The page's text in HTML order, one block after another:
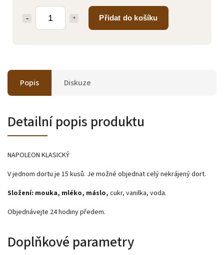
Přidat do košíku
Popis Diskuze
Detailní popis produktu
NAPOLEON KLASICKÝ
V jednom dortu je 15 kusů. Je možné objednat celý nekrájený dort.
Složení: mouka, mléko, máslo, cukr, vanilka, voda.
Objednávejte 24 hodiny předem.
Doplňkové parametry